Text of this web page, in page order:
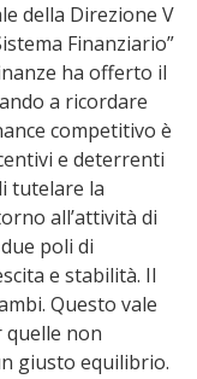
della Direzione V
Finanziario”
ha offerto il
a ricordare
competitivo è
e deterrenti
tutelare la
all’attività di
poli di
e stabilità. Il
Questo vale
quelle non
giusto equilibrio.